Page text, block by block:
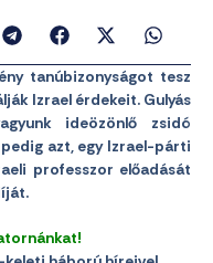
tanúbizonyságot tesz
Izrael érdekeit. Gulyás
ideözönlő zsidó
azt, egy Izrael-párti
professzor előadását